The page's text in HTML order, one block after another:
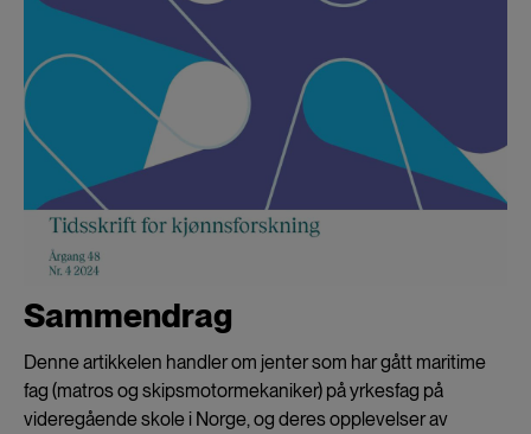
Sammendrag
Denne artikkelen handler om jenter som har gått maritime
fag (matros og skipsmotormekaniker) på yrkesfag på
videregående skole i Norge, og deres opplevelser av